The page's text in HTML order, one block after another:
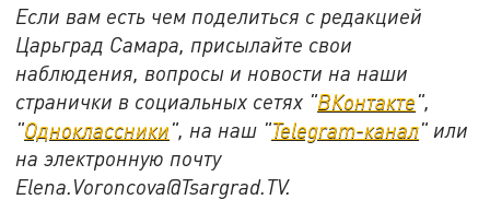
Если вам есть чем поделиться с редакцией
Царьград Самара, присылайте свои
наблюдения, вопросы и новости на наши
странички в социальных сетях "ВКонтакте",
"Одноклассники", на наш "Telegram-канал" или
на электронную почту
Elena.Voroncova@Tsargrad.TV.